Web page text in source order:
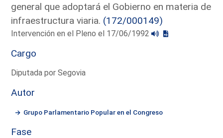
general que adoptará el Gobierno en materia de
infraestructura viaria. (172/000149)
Intervención en el Pleno el 17/06/1992
Cargo
Diputada por Segovia
Autor
Grupo Parlamentario Popular en el Congreso
Fase